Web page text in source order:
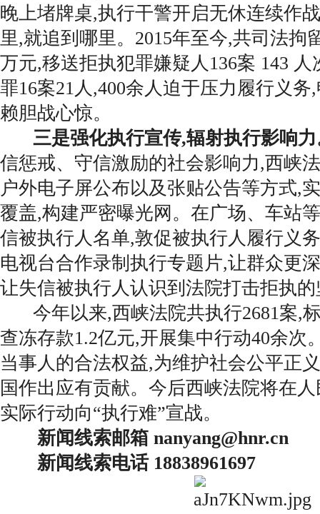
晚上堵牌桌,执行干警开启无休连续作
里,就追到哪里。2015年至今,共司法拘
万元,移送拒执犯罪嫌疑人136案 143
罪16案21人,400余人迫于压力履行义
赖胆战心惊。
三是强化执行宣传,辐射执行影响
信惩戒、守信激励的社会影响力,西峡
户外电子屏公布以及张贴公告等方式,
覆盖,构建严密曝光网。在广场、车站
信被执行人名单,敦促被执行人履行义
电视台合作录制执行专题片,让群众更
让失信被执行人认识到法院打击拒执
今年以来,西峡法院共执行2681案,
查冻存款1.2亿元,开展集中行动40余次
当事人的合法权益,为维护社会公平正
国作出应有贡献。今后西峡法院将在
实际行动向“执行难”宣战。
新闻线索邮箱 nanyang@hnr.cn
新闻线索电话 18838961697